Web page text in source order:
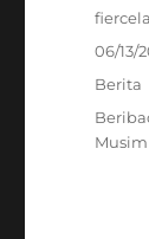
Author
Posted
06/13/
Berita
Tags